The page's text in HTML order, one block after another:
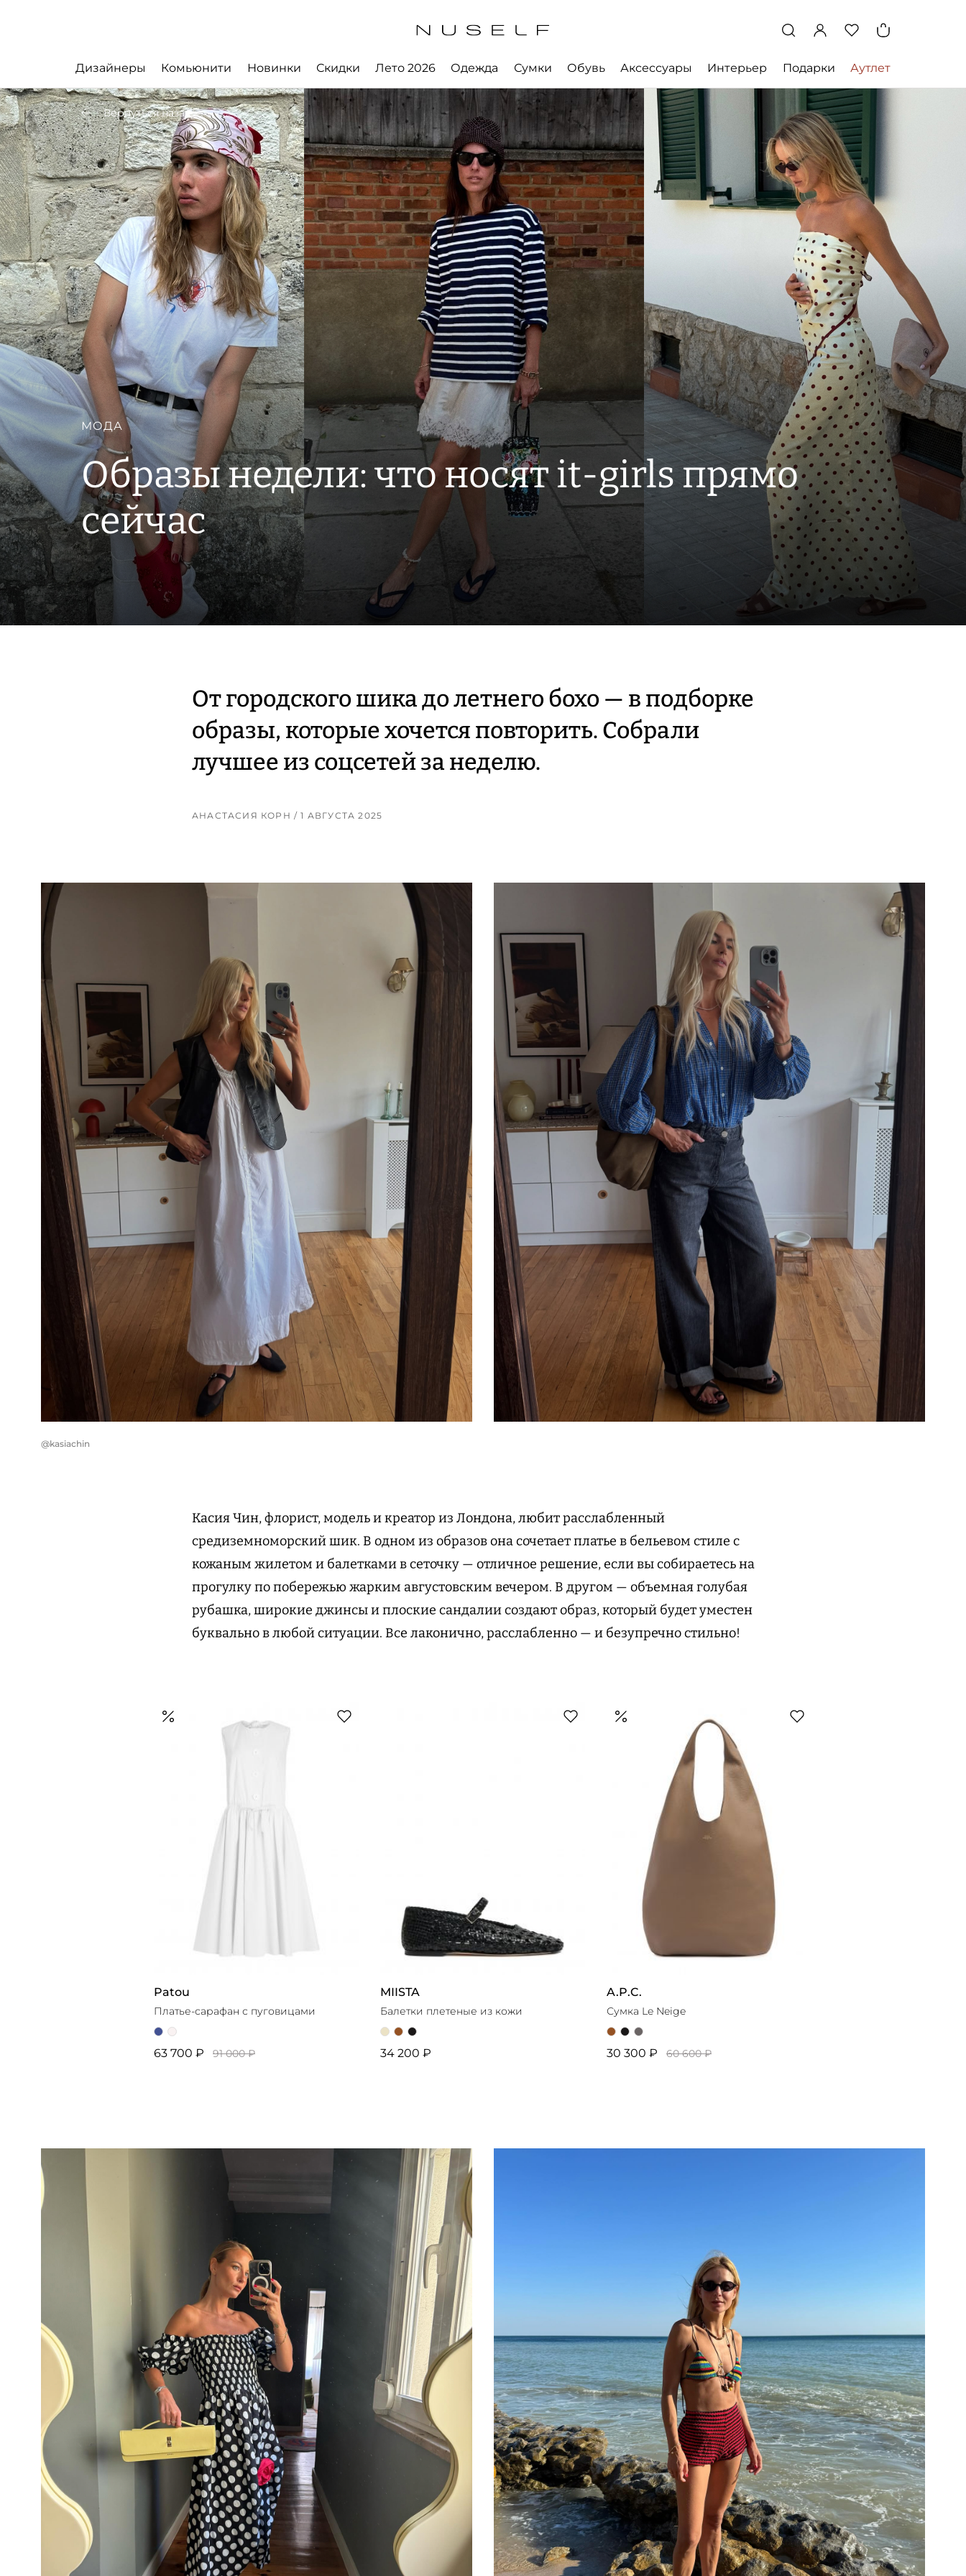
Дизайнеры Комьюнити Новинки Скидки Лето 2026 Одежда Сумки Обувь Аксессуары Интерьер Подарки Аутлет
Вернуться назад
МОДА
Образы недели: что носят it-girls прямо
сейчас
От городского шика до летнего бохо — в подборке
образы, которые хочется повторить. Собрали
лучшее из соцсетей за неделю.
АНАСТАСИЯ КОРН / 1 АВГУСТА 2025
@kasiachin
Касия Чин, флорист, модель и креатор из Лондона, любит расслабленный
средиземноморский шик. В одном из образов она сочетает платье в бельевом стиле с
кожаным жилетом и балетками в сеточку — отличное решение, если вы собираетесь на
прогулку по побережью жарким августовским вечером. В другом — объемная голубая
рубашка, широкие джинсы и плоские сандалии создают образ, который будет уместен
буквально в любой ситуации. Все лаконично, расслабленно — и безупречно стильно!
Patou
Платье-сарафан с пуговицами
63 700 ₽ 91 000 ₽
MIISTA
Балетки плетеные из кожи
34 200 ₽
A.P.C.
Сумка Le Neige
30 300 ₽ 60 600 ₽